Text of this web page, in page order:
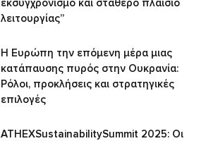
εκσυγχρονισμό και σταθερό πλαίσιο
λειτουργίας”
Η Ευρώπη την επόμενη μέρα μιας
κατάπαυσης πυρός στην Ουκρανία:
Ρόλοι, προκλήσεις και στρατηγικές
επιλογές
ATHEXSustainabilitySummit 2025: Οι